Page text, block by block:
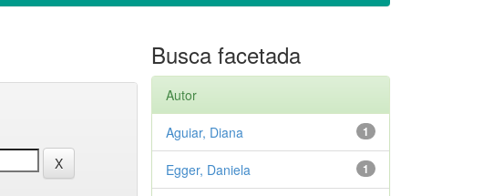
Busca facetada
Autor
1
Aguiar, Diana
1
Egger, Daniela